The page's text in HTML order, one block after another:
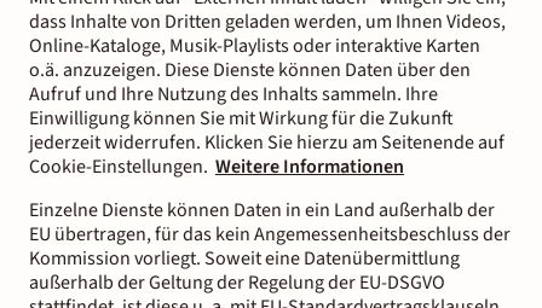
dass Inhalte von Dritten geladen werden, um Ihnen Videos,
Online-Kataloge, Musik-Playlists oder interaktive Karten
o.ä. anzuzeigen. Diese Dienste können Daten über den
Aufruf und Ihre Nutzung des Inhalts sammeln. Ihre
Einwilligung können Sie mit Wirkung für die Zukunft
jederzeit widerrufen. Klicken Sie hierzu am Seitenende auf
Cookie-Einstellungen. Weitere Informationen
Einzelne Dienste können Daten in ein Land außerhalb der
EU übertragen, für das kein Angemessenheitsbeschluss der
Kommission vorliegt. Soweit eine Datenübermittlung
außerhalb der Geltung der Regelung der EU-DSGVO